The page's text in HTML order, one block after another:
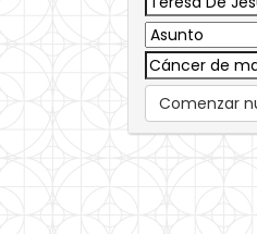
Comenzar